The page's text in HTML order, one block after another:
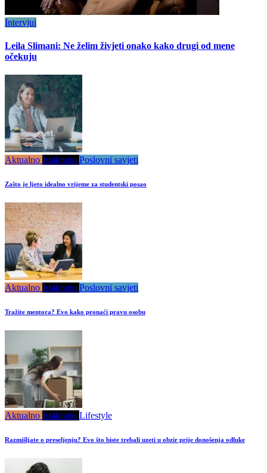
Intervjui
Leila Slimani: Ne želim živjeti onako kako drugi od mene
očekuju
Aktualno Istaknuto Poslovni savjeti
Zašto je ljeto idealno vrijeme za studentski posao
Aktualno Istaknuto Poslovni savjeti
Tražite mentora? Evo kako pronaći pravu osobu
Aktualno Istaknuto Lifestyle
Razmišljate o preseljenju? Evo što biste trebali uzeti u obzir prije donošenja odluke